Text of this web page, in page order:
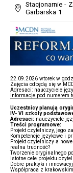
Stacjonarnie -
Garbarska 1
22.09.2026 wtorek w
Zajęcia odbędą się w
Adresaci: nauczyciele
Informacje pod numerem
Uczestnicy planują
IV- VI szkoły
Adresaci: nauczyciele
Treści programowe:
Projekt czytelniczy, jego
Kompetencje językowe i
Projekt czytelniczy a
realna trudność?
Tworzenie oryginalnego
Istotne cele projektu
Dobre praktyki i
Współpraca z